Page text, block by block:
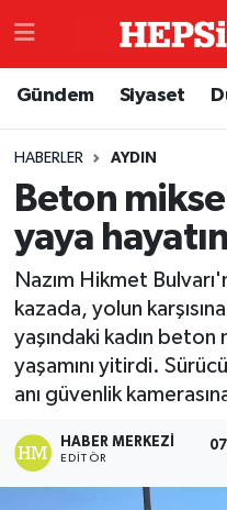
Gündem Siyaset
HABERLER AYDIN
Beton
yaya
Nazım Hikmet
kazada, yolun
yaşındaki kadın beton
yaşamını yitirdi.
anı güvenlik
HABER MERKEZI
EDITÖR
Çevre
Dünya
Eğitim
Ekonomi
İzmir Namaz
İstanbul Trafik
Süper Lig Puan
Tüm Manşetler